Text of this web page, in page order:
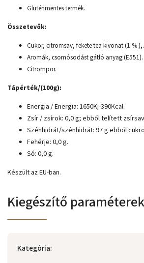
Gluténmentes termék.
Összetevők:
Cukor, citromsav, fekete tea kivonat (1 % ),.
Aromák, csomósodást gátló anyag (E551).
Citrompor.
Tápérték/(100g):
Energia / Energia: 1650Kj-390Kcal.
Zsír / zsírok: 0,0 g; ebből telített
Szénhidrát/szénhidrát: 97 g ebből
Fehérje: 0,0 g.
Só: 0,0 g.
Készült az EU-ban.
Kiegészítő paraméterek
Kategória: